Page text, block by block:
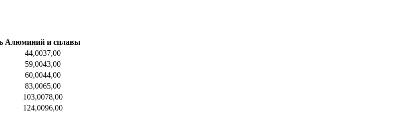
Алюминий и сплавы
44,0037,00
59,0043,00
60,0044,00
83,0065,00
103,0078,00
124,0096,00